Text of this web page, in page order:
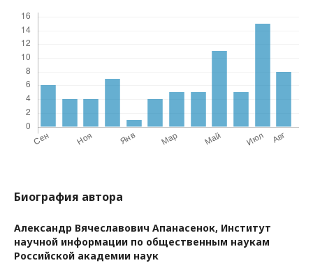
Биография автора
Александр Вячеславович Апанасенок, Институт
научной информации по общественным наукам
Российской академии наук